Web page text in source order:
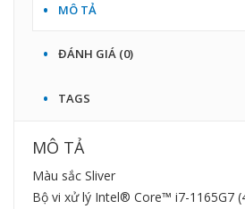
MÔ TẢ
ĐÁNH GIÁ (0)
TAGS
MÔ TẢ
Màu sắc Sliver
Bộ vi xử lý Intel® Core™ i7-1165G7